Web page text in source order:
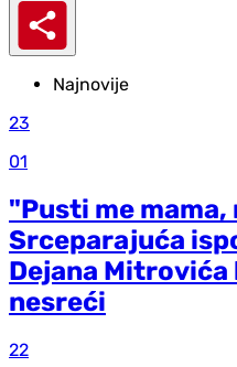
Najnovije
23
01
"Pusti me mama,
Srceparajuća
Dejana Mitrovića
nesreći
22